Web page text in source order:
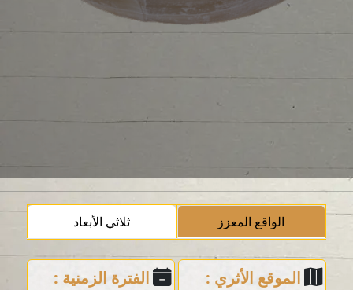
الواقع المعزز ثلاثي الأبعاد
الموقع الأثري : الفترة الزمنية :